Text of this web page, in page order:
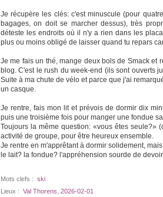
Je récupère les clés: c'est minuscule (pour
bagages, on doit se marcher dessus), très
déteste les endroits où il n'y a rien dans les
plus ou moins obligé de laisser quand tu repars
Je me fais un thé, mange deux bols de Smack et
blog. C'est le rush du week-end (ils sont ouverts
Suite à ma chute de vélo et parce que j'ai
un casque.
Je rentre, fais mon lit et prévois de dormir dix
puis une troisième fois pour manger une fondue
Toujours la même question: «vous êtes seule?»
activité de groupe, pour être heureux ensemble.
Je rentre en m'apprêtant à dormir solidement,
le lait? la fondue? l'appréhension sourde de
Mots clefs : ski
Lieux : Val Thorens 2026-02-01